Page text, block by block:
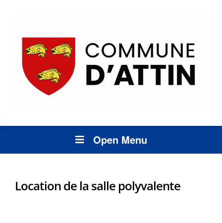
Open Menu
Location de la salle polyvalente